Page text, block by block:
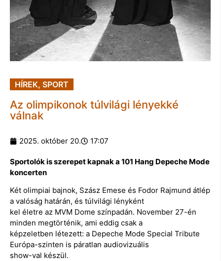
HÍREK, SPORT
Az olimpikonok túlvilági lényekké
válnak
2025. október 20. 17:07
Sportolók is szerepet kapnak a 101 Hang Depeche Mode
koncerten
Két olimpiai bajnok, Szász Emese és Fodor Rajmund átlép
a valóság határán, és túlvilági lényként
kel életre az MVM Dome színpadán. November 27-én
minden megtörténik, ami eddig csak a
képzeletben létezett: a Depeche Mode Special Tribute
Európa-szinten is páratlan audiovizuális
show-val készül.